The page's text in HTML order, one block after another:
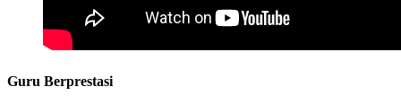
Guru Berprestasi